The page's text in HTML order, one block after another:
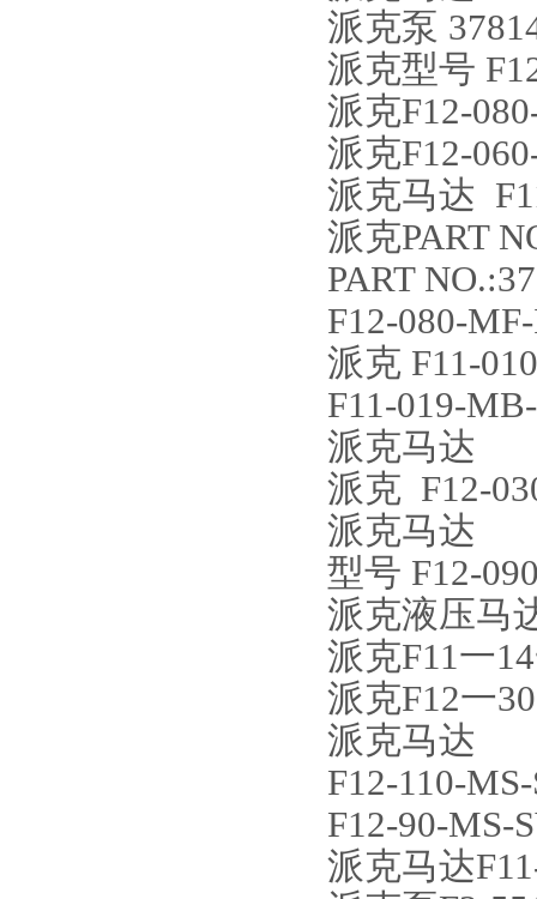
派克泵
派克型号
派克F12-
派克F12-
派克马达
派克PART
PART
F12-080-
派克 F11-
F11-019-
派克马达
派克 F12-
派克马达
型号 F12-
派克液压马
派克F11一
派克F12一
派克马达
F12-110-
F12-90-MS-
派克马达